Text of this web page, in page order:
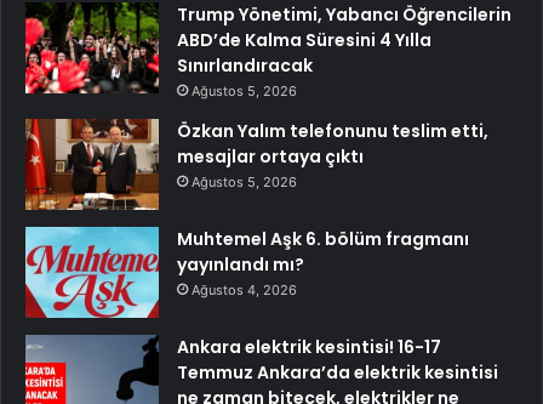
Trump Yönetimi, Yabancı Öğrencilerin
ABD’de Kalma Süresini 4 Yılla
Sınırlandıracak
Ağustos 5, 2026
Özkan Yalım telefonunu teslim etti,
mesajlar ortaya çıktı
Ağustos 5, 2026
Muhtemel Aşk 6. bölüm fragmanı
yayınlandı mı?
Ağustos 4, 2026
Ankara elektrik kesintisi! 16-17
Temmuz Ankara’da elektrik kesintisi
ne zaman bitecek, elektrikler ne